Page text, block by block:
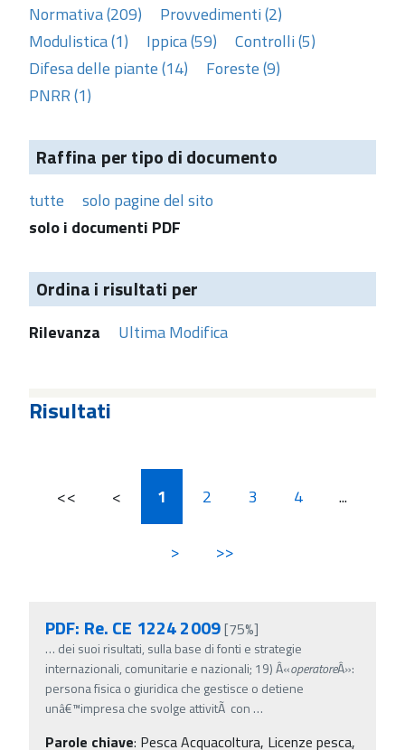
Normativa (209)
Provvedimenti (2)
Modulistica (1)
Ippica (59)
Controlli (5)
Difesa delle piante (14)
Foreste (9)
PNRR (1)
Raffina per tipo di documento
tutte
solo pagine del sito
solo i documenti PDF
Ordina i risultati per
Rilevanza Ultima Modifica
Risultati
<< < 1 2 3 4 ...
> >>
PDF: Re. CE 1224 2009[75%]
… dei suoi risultati, sulla base di fonti e strategie
internazionali, comunitarie e nazionali; 19) Â«operatoreÂ»:
persona fisica o giuridica che gestisce o detiene
unâ€™impresa che svolge attivitÃ con …
Parole chiave: Pesca Acquacoltura, Licenze pesca,